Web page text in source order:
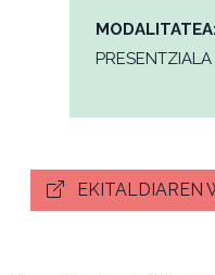
MODALITATEA:
PRESENTZIALA
EKITALDIAREN